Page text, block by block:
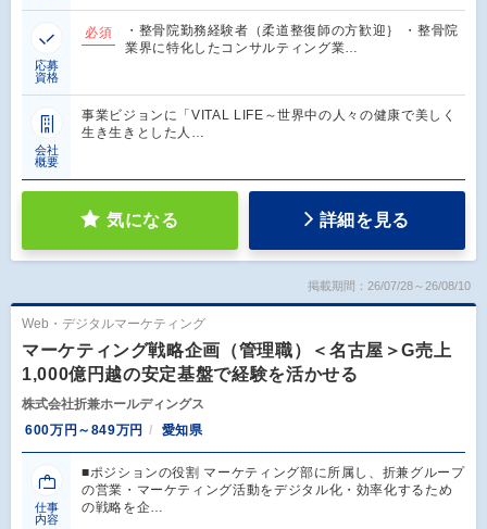
応募
資格
必須
・整骨院勤務経験者（柔道整復師の方歓迎｝ ・整骨院
業界に特化したコンサルティング業…
会社
概要
事業ビジョンに「VITAL LIFE～世界中の人々の健康で美しく
生き生きとした人…
気になる 詳細を見る
掲載期間：26/07/28～26/08/10
Web・デジタルマーケティング
マーケティング戦略企画（管理職）＜名古屋＞G売上
1,000億円越の安定基盤で経験を活かせる
株式会社折兼ホールディングス
600万円～849万円
愛知県
仕事
内容
■ポジションの役割 マーケティング部に所属し、折兼グループ
の営業・マーケティング活動をデジタル化・効率化するため
の戦略を企…